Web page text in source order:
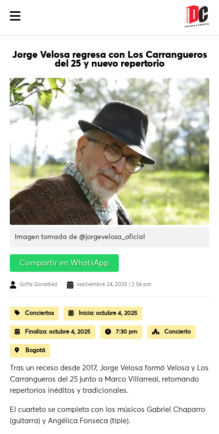
Jorge Velosa regresa con Los Carrangueros
del 25 y nuevo repertorio
Imagen tomada de @jorgevelosa_oficial
Compartir en WhatsApp
Sofía González septiembre 24, 2025 | 2:56 pm
Conciertos Inicia: octubre 4, 2025
Finaliza: octubre 4, 2025 7:30 pm Concierto
Bogotá
Tras un receso desde 2017, Jorge Velosa formó Velosa y Los
Carrangueros del 25 junto a Marco Villarreal, retomando
repertorios inéditos y tradicionales.
El cuarteto se completa con los músicos Gabriel Chaparro
(guitarra) y Angélica Fonseca (tiple).